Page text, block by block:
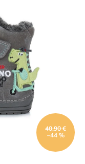
40,90 €
–44 %